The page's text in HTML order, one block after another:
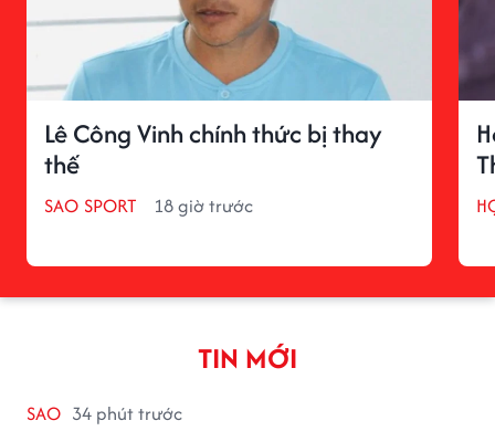
Lê Công Vinh chính thức bị thay
thế
SAO SPORT 18 giờ trước
TIN MỚI
SAO 34 phút trước